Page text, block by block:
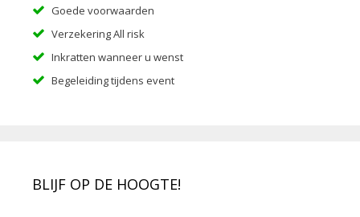
Goede voorwaarden
Verzekering All risk
Inkratten wanneer u wenst
Begeleiding tijdens event
BLIJF OP DE HOOGTE!